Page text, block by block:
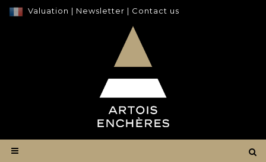
Valuation | Newsletter | Contact us